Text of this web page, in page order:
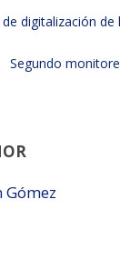
digitalización
Segundo